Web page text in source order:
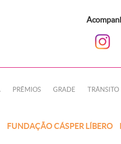
PRÊMIOS GRADE TRÂNSITO
FUNDAÇÃO CÁSPER LÍBERO